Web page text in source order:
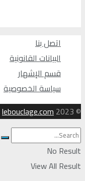
اتصل بنا
البيانات القانونية
قسم الإشهار
سياسة الخصوصية
© 2023
lebouclage.com
No Result
View All Result